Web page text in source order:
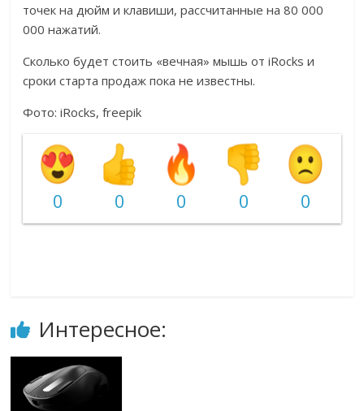
точек на дюйм и клавиши, рассчитанные на 80 000
000 нажатий.
Сколько будет стоить «вечная» мышь от iRocks и
сроки старта продаж пока не известны.
Фото: iRocks, freepik
0 0 0 0 0
Интересное: